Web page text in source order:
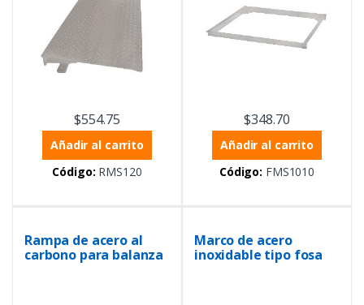
$554.75
Añadir al carrito
Código: RMS120
$348.70
Añadir al carrito
Código: FMS1010
Rampa de acero al
carbono para balanza
Marco de acero
inoxidable tipo fosa